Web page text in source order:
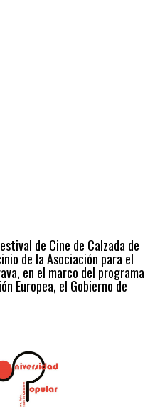
de Cine de Calzada de
de la Asociación para el
en el marco del programa
Europea, el Gobierno de